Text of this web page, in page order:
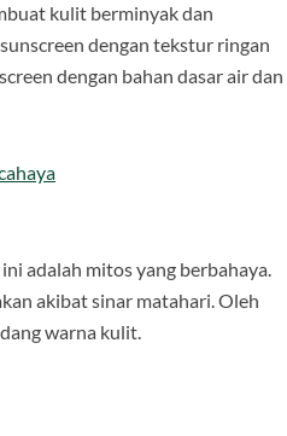
kulit berminyak dan
dengan tekstur ringan
dengan bahan dasar air dan
adalah mitos yang berbahaya.
akibat sinar matahari. Oleh
warna kulit.